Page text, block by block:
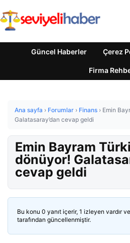
Güncel Haberler Çerez
Firma
Ana sayfa › Forumlar › Finans › Emin
Galatasaray’dan cevap geldi
Emin Bayram
dönüyor!
cevap geldi
Bu konu 0 yanıt içerir, 1 izleyen vardır
tarafından güncellenmiştir.